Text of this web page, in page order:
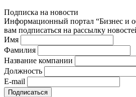
Подписка на новости
Информационный портал “Бизнес и
вам подписаться на рассылку
Имя
Фамилия
Название компании
Должность
E-mail